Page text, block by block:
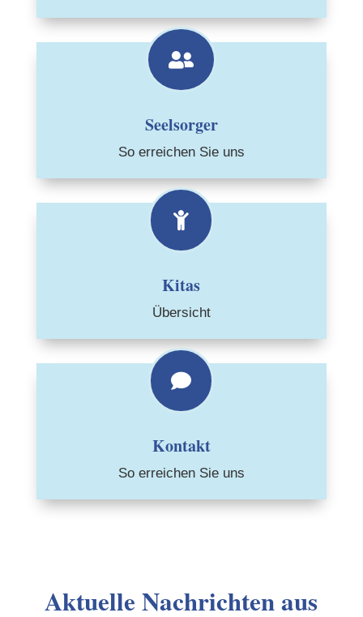

Seelsorger
So erreichen Sie uns

Kitas
Übersicht

Kontakt
So erreichen Sie uns
Aktuelle Nachrichten aus